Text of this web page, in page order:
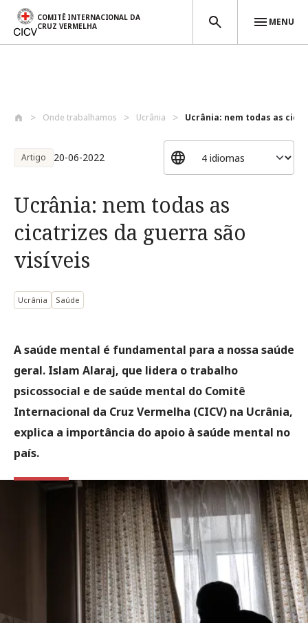
COMITÊ INTERNACIONAL DA
CRUZ VERMELHA
MENU
Onde trabalhamos Ucrânia Ucrânia: nem todas as
Artigo 20-06-2022
Ucrânia: nem todas as
cicatrizes da guerra são
visíveis
Ucrânia Saúde
A saúde mental é fundamental para a nossa saúde
geral. Islam Alaraj, que lidera o trabalho
psicossocial e de saúde mental do Comitê
Internacional da Cruz Vermelha (CICV) na Ucrânia,
explica a importância do apoio à saúde mental no
país.